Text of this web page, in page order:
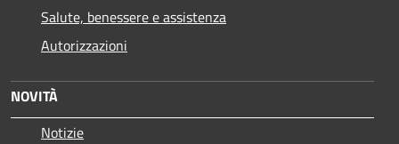
Salute, benessere e assistenza
Autorizzazioni
NOVITÀ
Notizie